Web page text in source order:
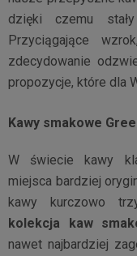
dzięki czemu
Przyciągające
zdecydowanie
propozycje, które dla
Kawy smakowe
W świecie kawy
miejsca bardziej
kawy kurczowo
kolekcja kaw
nawet najbardziej